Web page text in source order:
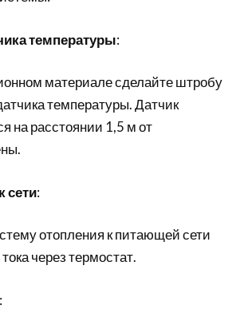
температуры:
материале сделайте штробу
температуры. Датчик
на расстоянии 1,5 м от
сети:
отопления к питающей сети
через термостат.